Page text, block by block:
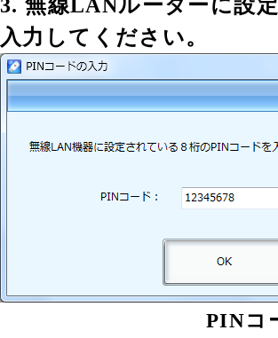
3. 無線LANルーターに設
入力してください。
PINコ